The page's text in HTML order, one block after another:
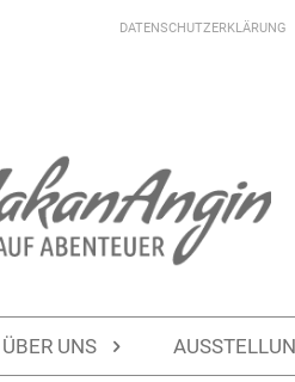
DATENSCHUTZERKLÄRUNG
ÜBER UNS